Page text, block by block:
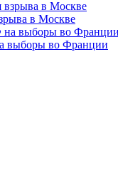
в Москве
выборы во Франции